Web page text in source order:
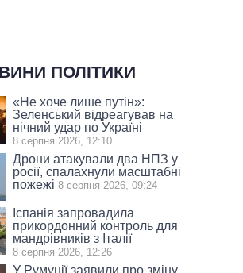
ПОЛІТИКИ
«Не хоче лише путін»:
Зеленський відреагував на
нічний удар по Україні
8 серпня 2026, 12:10
Дрони атакували два НПЗ у
росії, спалахнули масштабні
пожежі 8 серпня 2026, 09:24
Іспанія запровадила
прикордонний контроль для
мандрівників з Італії
8 серпня 2026, 12:26